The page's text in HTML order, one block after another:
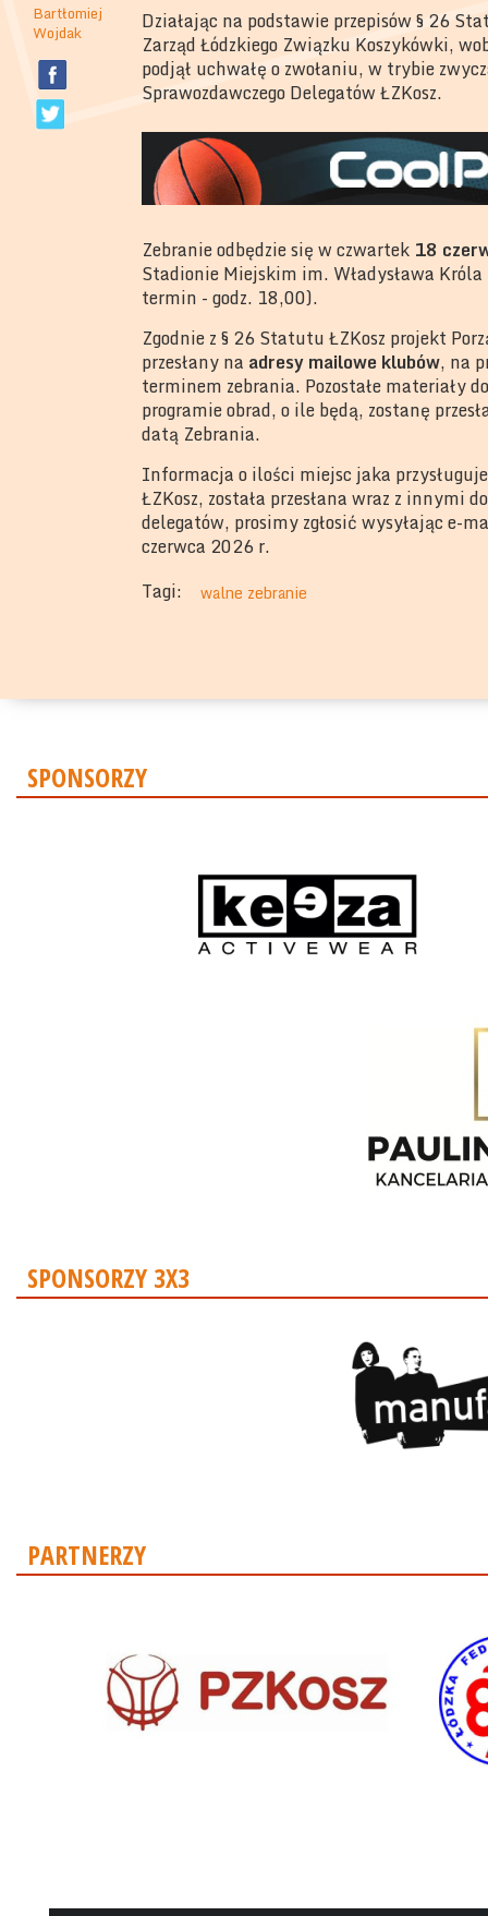
Bartłomiej
Wojdak
Działając na podstawie przepisów § 26
Zarząd Łódzkiego Związku Koszykówki,
podjął uchwałę o zwołaniu, w trybie
Sprawozdawczego Delegatów ŁZKosz.
Zebranie odbędzie się w czwartek 18
Stadionie Miejskim im. Władysława
termin - godz. 18,00).
Zgodnie z § 26 Statutu ŁZKosz projekt
przesłany na adresy mailowe klubów, na
terminem zebrania. Pozostałe materiały
programie obrad, o ile będą, zostanę
datą Zebrania.
Informacja o ilości miejsc jaka
ŁZKosz, została przesłana wraz z
delegatów, prosimy zgłosić wysyłając e-
czerwca 2026 r.
Tagi:
walne zebranie
SPONSORZY
SPONSORZY 3X3
PARTNERZY